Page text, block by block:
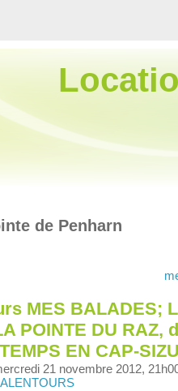
de Penharn
MES BALADES;
POINTE DU RAZ,
EN CAP-
21 novembre 2012,